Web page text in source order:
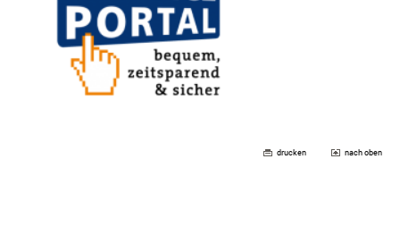
drucken nach oben